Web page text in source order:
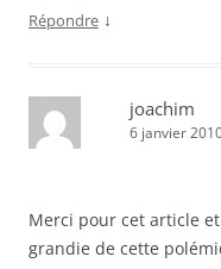
Répondre ↓
joachim
6 janvier
Merci pour cet article
grandie de cette